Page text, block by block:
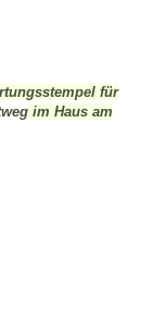
für
im Haus am